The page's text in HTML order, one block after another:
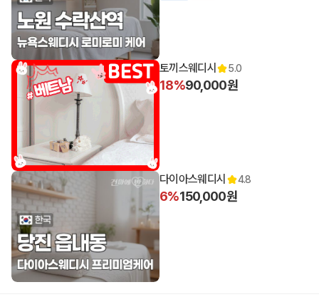
토끼스웨디시 5.0
18%90,000원
다이아스웨디시 4.8
6%150,000원